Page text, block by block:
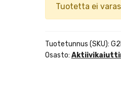
Tuotetta ei
Tuotetunnus (SKU):
Osasto: